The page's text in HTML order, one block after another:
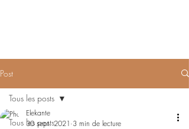
Post
Tous les posts
Tous les posts
Elekante
30 sept. 2021 3 min de lecture